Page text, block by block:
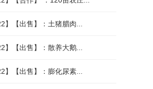
】【出售】：土猪腊肉...
】【出售】：散养大鹅...
】【出售】：膨化尿素...